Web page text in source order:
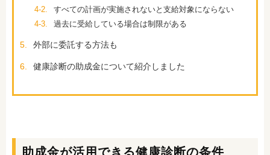
4-2.
すべての計画が実施されないと支給対象にならない
4-3.
過去に受給している場合は制限がある
5. 外部に委託する方法も
6. 健康診断の助成金について紹介しました
助成金が活用できる健康診断の条件